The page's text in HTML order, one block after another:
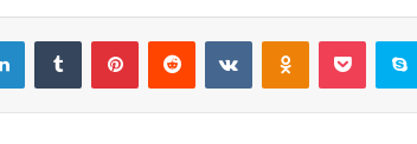
LinkedInTumblr PinterestReddit VKontakteOdnoklassniki
Pocket